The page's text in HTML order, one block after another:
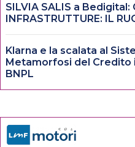
SILVIA SALIS a Bedigital:
INFRASTRUTTURE: IL
Klarna e la scalata al
Metamorfosi del Credito
BNPL